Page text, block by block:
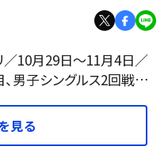
リ／10月29日～11月4日／
、男子シングルス2回戦…
見る